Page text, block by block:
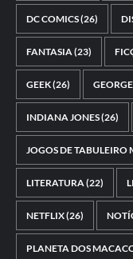
DC COMICS(26)
FANTASIA(23)
GEEK(26)
INDIANA JONES(26)
JOGOS DE TABULEIRO
LITERATURA(22)
NETFLIX(26)
PLANETA DOS